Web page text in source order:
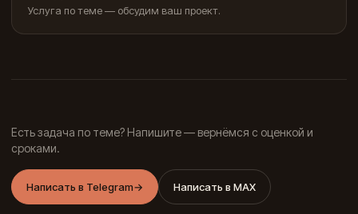
Услуга по теме — обсудим ваш проект.
Есть задача по теме? Напишите — вернёмся с оценкой и
сроками.
Написать в Telegram→ Написать в MAX